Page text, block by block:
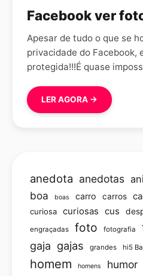
Facebook ver
Apesar de tudo o que se
privacidade do Facebook,
protegida!!!É quase
LER AGORA →
anedota anedotas
boa boas carro carros
curiosa curiosas cus
engraçadas foto fotografia
gaja gajas grandes hi5
homem homens humor